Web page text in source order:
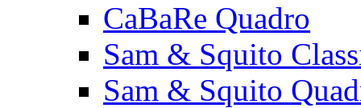
CaBaRe Quadro
Sam & Squito
Sam & Squito